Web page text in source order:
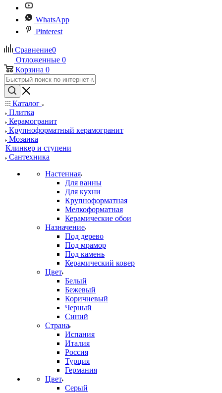
WhatsApp
Pinterest
Сравнение0
Отложенные 0
Корзина 0
Каталог
Плитка
Керамогранит
Крупноформатный керамогранит
Мозаика
Клинкер и ступени
Сантехника
Настенная
Для ванны
Для кухни
Крупноформатная
Мелкоформатная
Керамические обои
Назначение
Под дерево
Под мрамор
Под камень
Керамический ковер
Цвет
Белый
Бежевый
Коричневый
Черный
Синий
Страна
Испания
Италия
Россия
Турция
Германия
Цвет
Серый